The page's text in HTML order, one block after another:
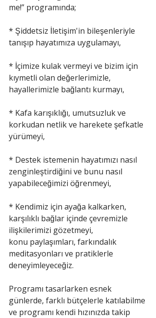
me!” programında;
* Şiddetsiz İletişim'in bileşenleriyle
tanışıp hayatımıza uygulamayı,
* İçimize kulak vermeyi ve bizim için
kıymetli olan değerlerimizle,
hayallerimizle bağlantı kurmayı,
* Kafa karışıklığı, umutsuzluk ve
korkudan netlik ve harekete şefkatle
yürümeyi,
* Destek istemenin hayatımızı nasıl
zenginleştirdiğini ve bunu nasıl
yapabileceğimizi öğrenmeyi,
* Kendimiz için ayağa kalkarken,
karşılıklı bağlar içinde çevremizle
ilişkilerimizi gözetmeyi,
konu paylaşımları, farkındalık
meditasyonları ve pratiklerle
deneyimleyeceğiz.
Programı tasarlarken esnek
günlerde, farklı bütçelerle katılabilme
ve programı kendi hızınızda takip